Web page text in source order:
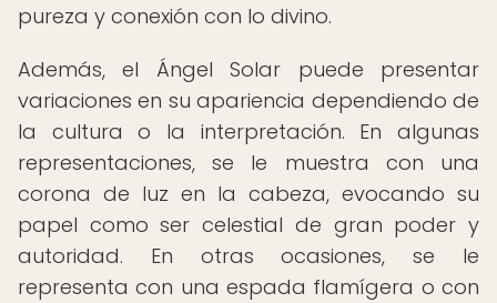
pureza y conexión con lo divino.
Además, el Ángel Solar puede presentar
variaciones en su apariencia dependiendo de
la cultura o la interpretación. En algunas
representaciones, se le muestra con una
corona de luz en la cabeza, evocando su
papel como ser celestial de gran poder y
autoridad. En otras ocasiones, se le
representa con una espada flamígera o con